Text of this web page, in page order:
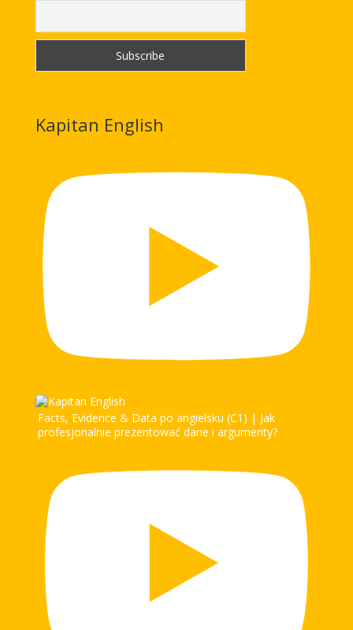
Kapitan English
Facts, Evidence & Data po angielsku (C1) | Jak
profesjonalnie prezentować dane i argumenty?